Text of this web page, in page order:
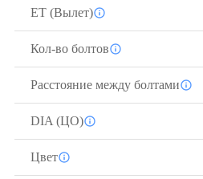
ЕТ (Вылет)
Кол-во болтов
Расстояние между болтами
DIA (ЦО)
Цвет